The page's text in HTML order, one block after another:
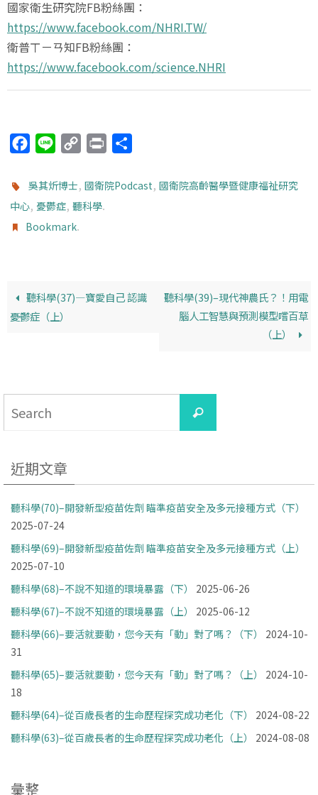
國家衛生研究院FB粉絲團：
https://www.facebook.com/NHRI.TW/
衛普ㄒㄧㄢ知FB粉絲團：
https://www.facebook.com/science.NHRI
c
b
n
e
p
y
i
吳其炘博士,國衛院Podcast,國衛院高齡醫學暨健康福祉研究
中心, 憂鬱症, 聽科學.
Bookmark.
聽科學(37)—寶愛自己 認識
憂鬱症（上）
聽科學(39)–現代神農氏？！用電
腦人工智慧與預測模型嚐百草
（上）
Search
近期文章
聽科學(70)–開發新型疫苗佐劑 瞄準疫苗安全及多元接種方式（下）
2025-07-24
聽科學(69)–開發新型疫苗佐劑 瞄準疫苗安全及多元接種方式（上）
2025-07-10
聽科學(68)–不說不知道的環境暴露（下）
2025-06-26
聽科學(67)–不說不知道的環境暴露（上）
2025-06-12
聽科學(66)–要活就要動，您今天有「動」對了嗎？（下）
2024-10-
31
聽科學(65)–要活就要動，您今天有「動」對了嗎？（上）
2024-10-
18
聽科學(64)–從百歲長者的生命歷程探究成功老化（下）
2024-08-22
聽科學(63)–從百歲長者的生命歷程探究成功老化（上）
2024-08-08
彙整